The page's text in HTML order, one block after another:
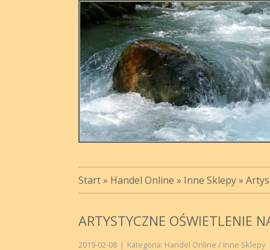
Start» Handel Online » Inne Sklepy»
ARTYSTYCZNE OŚWIETLENIE
2019-02-08 | Kategoria: Handel Online / Inne Sklepy